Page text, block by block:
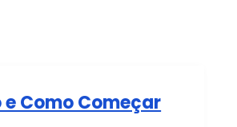
Como Começar